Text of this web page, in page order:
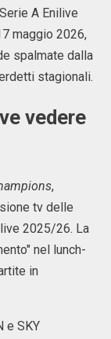
A Enilive
maggio 2026,
spalmate dalla
stagionali.
vedere
,
tv delle
2025/26. La
nel lunch-
in
e SKY